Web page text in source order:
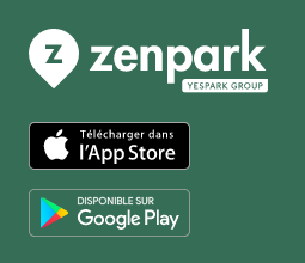
App Store